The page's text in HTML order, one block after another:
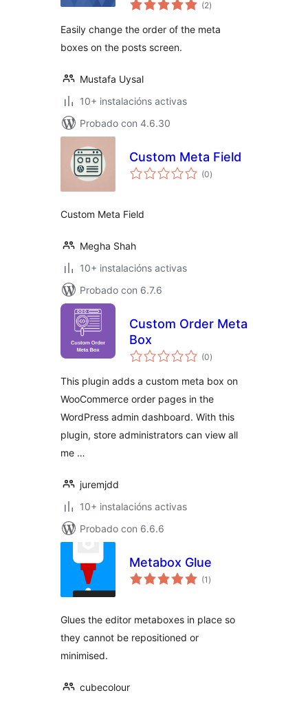
(2totais
)
Easily change the order of the meta
boxes on the posts screen.
Mustafa Uysal
10+ instalacións activas
Probado con 4.6.30
Custom Meta Field
(0valoracións
totais
)
Custom Meta Field
Megha Shah
10+ instalacións activas
Probado con 6.7.6
Custom Order Meta
Box
(0valoracións
totais
)
This plugin adds a custom meta box on
WooCommerce order pages in the
WordPress admin dashboard. With this
plugin, store administrators can view all
me …
juremjdd
10+ instalacións activas
Probado con 6.6.6
Metabox Glue
(1 valoracións
totais
)
Glues the editor metaboxes in place so
they cannot be repositioned or
minimised.
cubecolour